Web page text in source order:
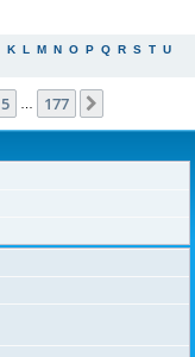
K L M N O P Q R S T U
5 177